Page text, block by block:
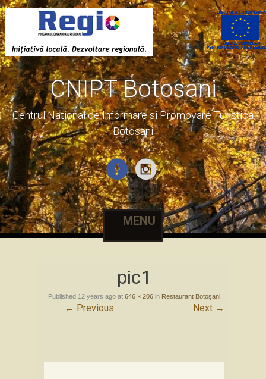
CNIPT Botosani
Centrul National de Informare si Promovare Turistica
Botosani
MENU
to
content
pic1
Published 12 years ago at 646 × 206 in Restaurant Botoşani
← Previous Next →